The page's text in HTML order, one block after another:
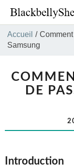
Accueil /
Samsung
DE
Introduction